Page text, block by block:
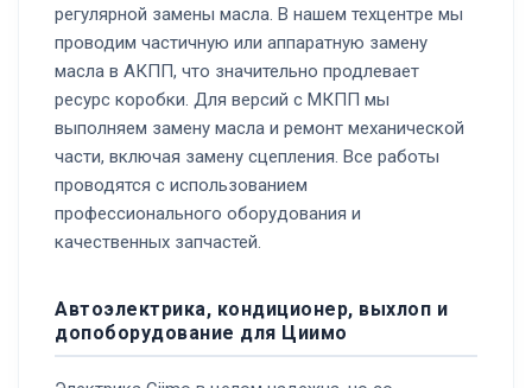
регулярной замены масла. В нашем техцентре мы
проводим частичную или аппаратную замену
масла в АКПП, что значительно продлевает
ресурс коробки. Для версий с МКПП мы
выполняем замену масла и ремонт механической
части, включая замену сцепления. Все работы
проводятся с использованием
профессионального оборудования и
качественных запчастей.
Автоэлектрика, кондиционер, выхлоп и
допоборудование для Циимо